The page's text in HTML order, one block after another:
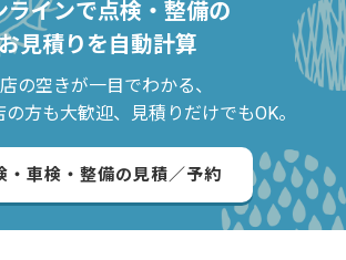
ラインで点検・整備の
見積りを自動計算
の空きが一目でわかる、
方も大歓迎、見積りだけでもOK。
・車検・整備の見積／予約